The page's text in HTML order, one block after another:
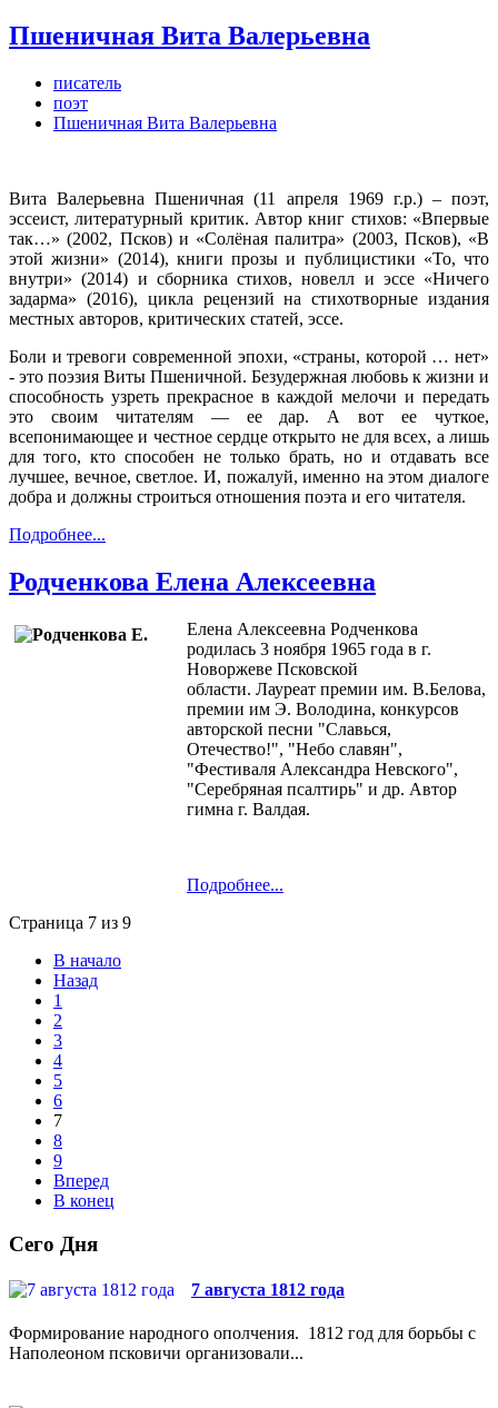
Пшеничная Вита Валерьевна
писатель
поэт
Пшеничная Вита Валерьевна
Вита Валерьевна Пшеничная (11 апреля 1969 г.р.) – поэт,
эссеист, литературный критик. Автор книг стихов: «Впервые
так…» (2002, Псков) и «Солёная палитра» (2003, Псков), «В
этой жизни» (2014), книги прозы и публицистики «То, что
внутри» (2014) и сборника стихов, новелл и эссе «Ничего
задарма» (2016), цикла рецензий на стихотворные издания
местных авторов, критических статей, эссе.
Боли и тревоги современной эпохи, «страны, которой … нет»
- это поэзия Виты Пшеничной. Безудержная любовь к жизни и
способность узреть прекрасное в каждой мелочи и передать
это своим читателям — ее дар. А вот ее чуткое,
всепонимающее и честное сердце открыто не для всех, а лишь
для того, кто способен не только брать, но и отдавать все
лучшее, вечное, светлое. И, пожалуй, именно на этом диалоге
добра и должны строиться отношения поэта и его читателя.
Подробнее...
Родченкова Елена Алексеевна
Елена Алексеевна Родченкова
родилась 3 ноября 1965 года в г.
Новоржеве Псковской
области. Лауреат премии им. В.Белова,
премии им Э. Володина, конкурсов
авторской песни "Славься,
Отечество!", "Небо славян",
"Фестиваля Александра Невского",
"Серебряная псалтирь" и др. Автор
гимна г. Валдая.
Подробнее...
Страница 7 из 9
В начало
Назад
1
2
3
4
5
6
7
8
9
Вперед
В конец
Сего Дня
7 августа 1812 года
Формирование народного ополчения. 1812 год для борьбы с
Наполеоном псковичи организовали...